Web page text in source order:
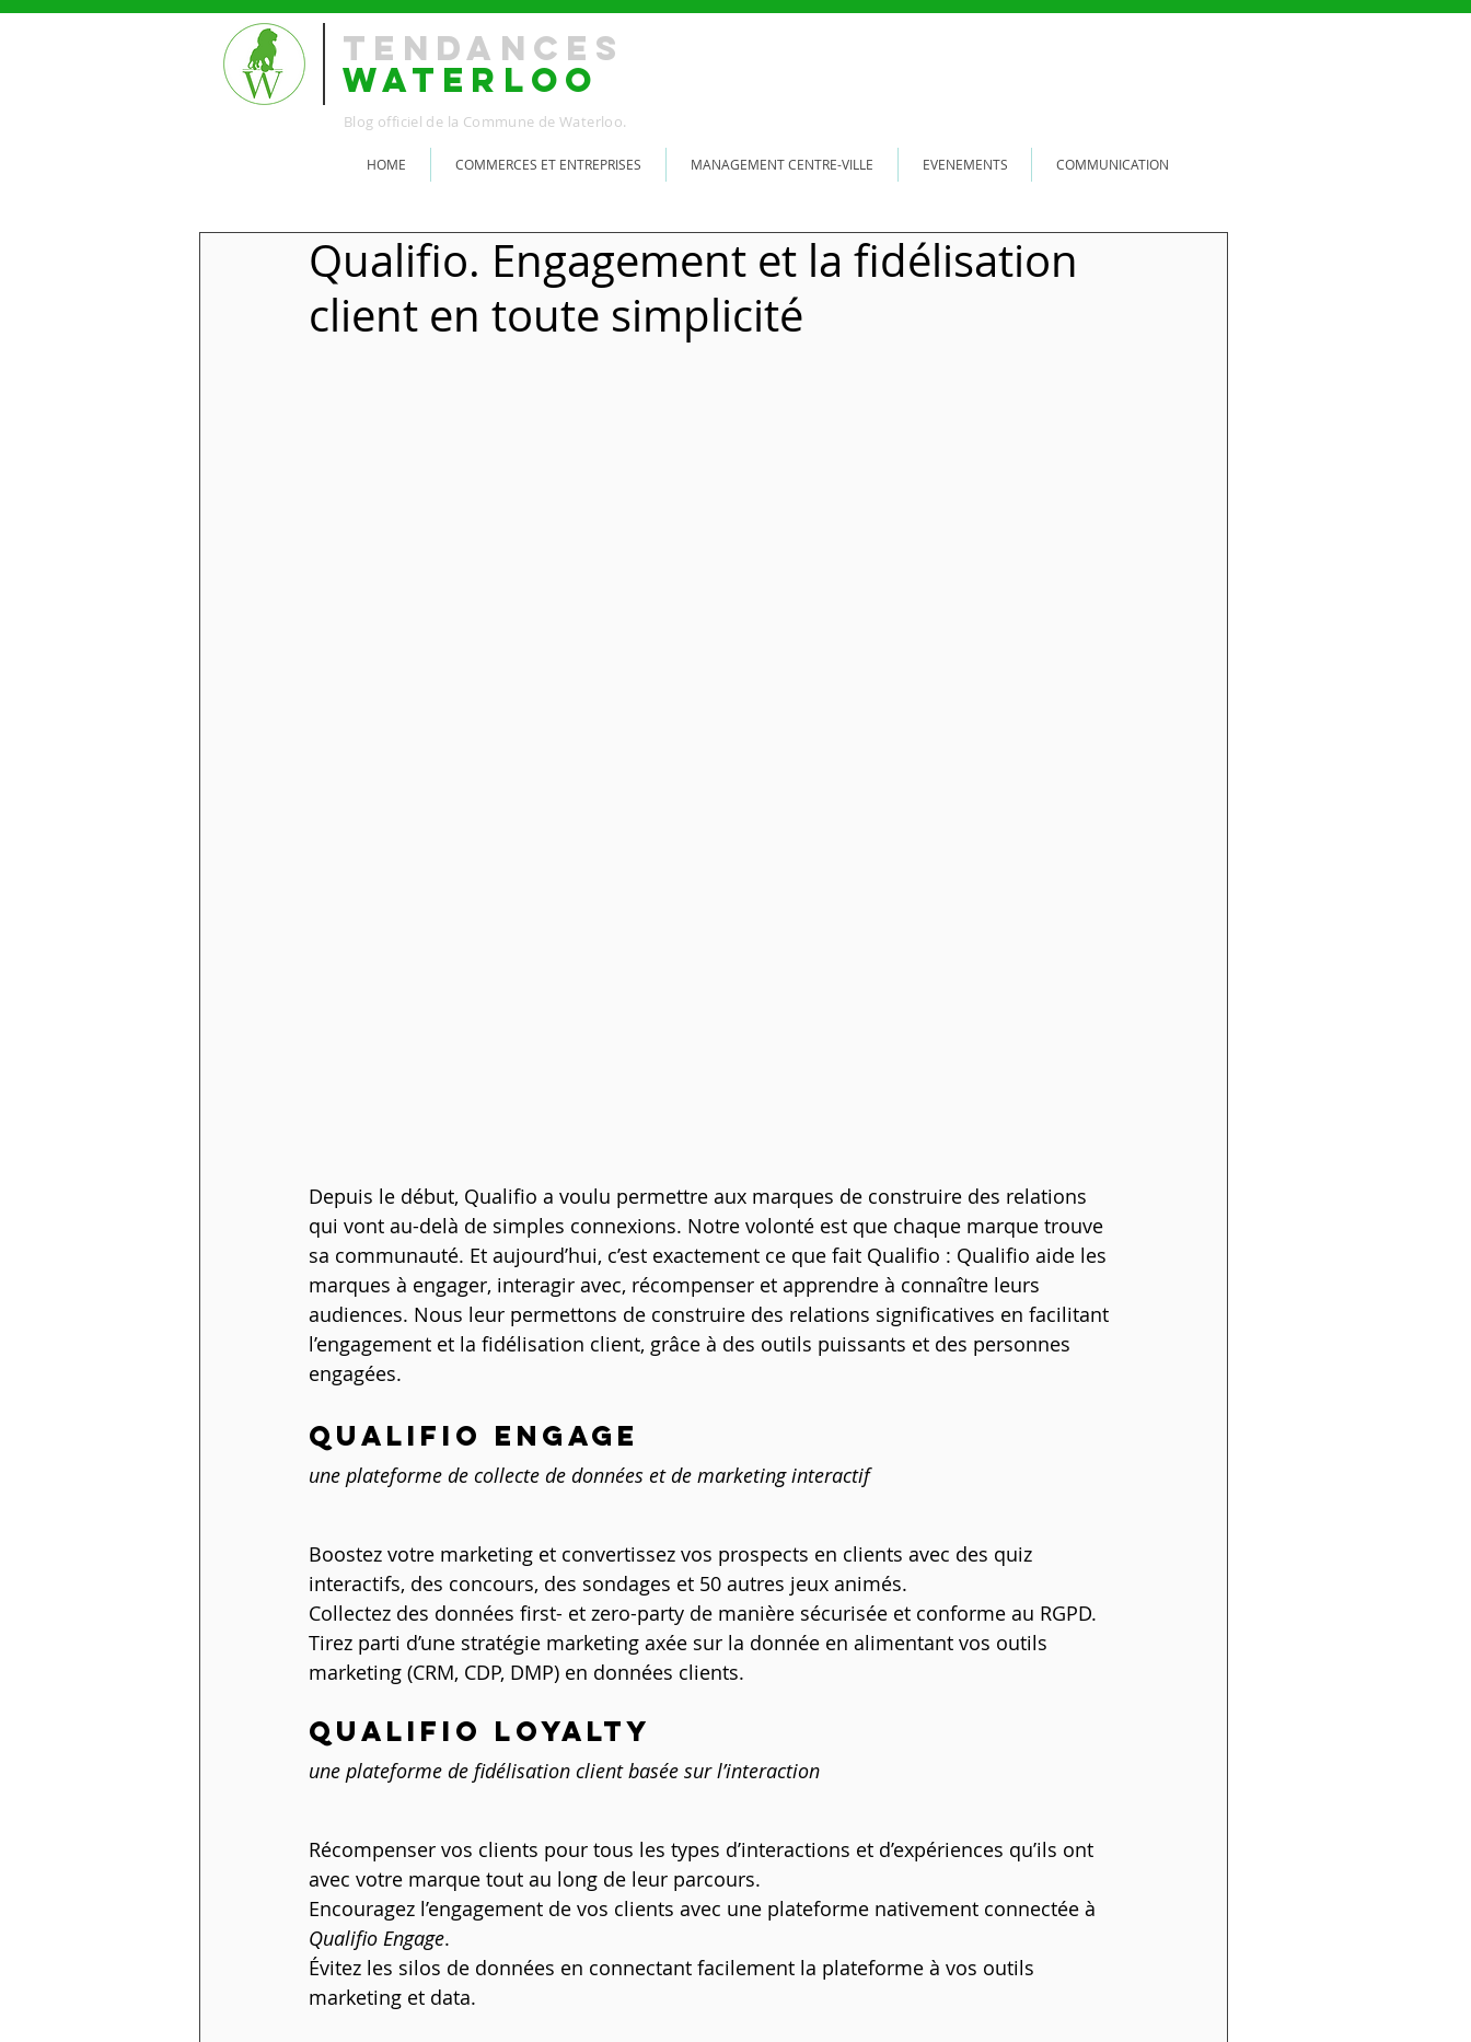
TENDANCES
WATERLOO
Blog officiel de la Commune de Waterloo.
HOME COMMERCES ET ENTREPRISES MANAGEMENT CENTRE-VILLE EVENEMENTS COMMUNICATION
Qualifio. Engagement et la fidélisation
client en toute simplicité
Depuis le début, Qualifio a voulu permettre aux marques de construire des relations
qui vont au-delà de simples connexions. Notre volonté est que chaque marque trouve
sa communauté. Et aujourd’hui, c’est exactement ce que fait Qualifio : Qualifio aide les
marques à engager, interagir avec, récompenser et apprendre à connaître leurs
audiences. Nous leur permettons de construire des relations significatives en facilitant
l’engagement et la fidélisation client, grâce à des outils puissants et des personnes
engagées.
QUALIFIO ENGAGE
une plateforme de collecte de données et de marketing interactif
Boostez votre marketing et convertissez vos prospects en clients avec des quiz
interactifs, des concours, des sondages et 50 autres jeux animés.
Collectez des données first- et zero-party de manière sécurisée et conforme au RGPD.
Tirez parti d’une stratégie marketing axée sur la donnée en alimentant vos outils
marketing (CRM, CDP, DMP) en données clients.
QUALIFIO LOYALTY
une plateforme de fidélisation client basée sur l’interaction
Récompenser vos clients pour tous les types d’interactions et d’expériences qu’ils ont
avec votre marque tout au long de leur parcours.
Encouragez l’engagement de vos clients avec une plateforme nativement connectée à
Qualifio Engage.
Évitez les silos de données en connectant facilement la plateforme à vos outils
marketing et data.